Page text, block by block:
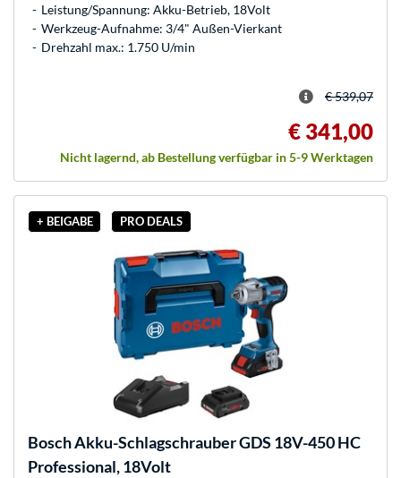
Leistung/Spannung: Akku-Betrieb, 18Volt
Werkzeug-Aufnahme: 3/4" Außen-Vierkant
Drehzahl max.: 1.750 U/min
€ 539,07
€ 341,00
Nicht lagernd, ab Bestellung verfügbar in 5-9 Werktagen
+ BEIGABE PRO DEALS
BoschAkku-Schlagschrauber GDS 18V-450 HC
Professional, 18Volt